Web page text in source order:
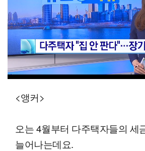
<앵커>
오는 4월부터 다주택자들의 세
늘어나는데요.